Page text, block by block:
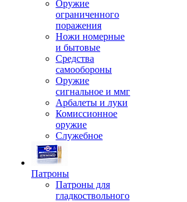
Оружие
ограниченного
поражения
Ножи номерные
и бытовые
Средства
самообороны
Оружие
сигнальное и ммг
Арбалеты и луки
Комиссионное
оружие
Служебное
Патроны
Патроны для
гладкоствольного